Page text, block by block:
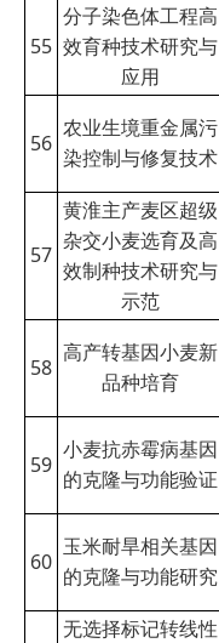
55
分子染色体工程高
效育种技术研究与
应用
56
农业生境重金属污
染控制与修复技术
57
黄淮主产麦区超级
杂交小麦选育及高
效制种技术研究与
示范
58
高产转基因小麦新
品种培育
59
小麦抗赤霉病基因
的克隆与功能验证
60
玉米耐旱相关基因
的克隆与功能研究
无选择标记转线性